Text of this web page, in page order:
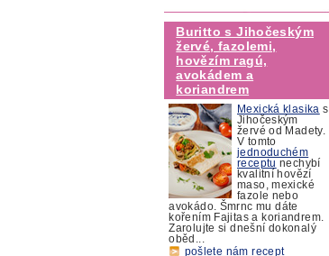
Buritto s Jihočeským
žervé, fazolemi,
hovězím ragú,
avokádem a
koriandrem
Mexická klasika s
Jihočeským
žervé od Madety.
V tomto
jednoduchém
receptu nechybí
kvalitní hovězí
maso, mexické
fazole nebo
avokádo. Šmrnc mu dáte
kořením Fajitas a koriandrem.
Zarolujte si dnešní dokonalý
oběd...
pošlete nám recept